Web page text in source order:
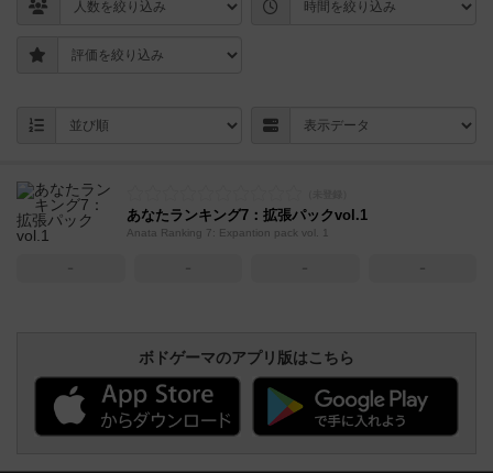
あなたランキング7：拡張パックvol.1
Anata Ranking 7: Expantion pack vol. 1
－ － － －
ボドゲーマのアプリ版はこちら